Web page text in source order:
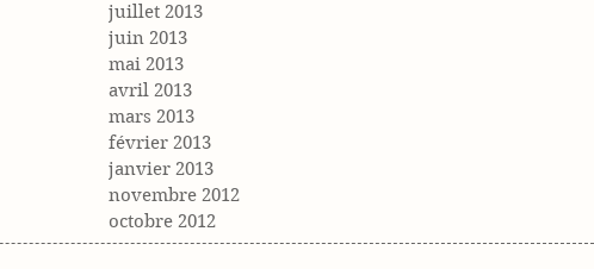
juillet 2013
juin 2013
mai 2013
avril 2013
mars 2013
février 2013
janvier 2013
novembre 2012
octobre 2012